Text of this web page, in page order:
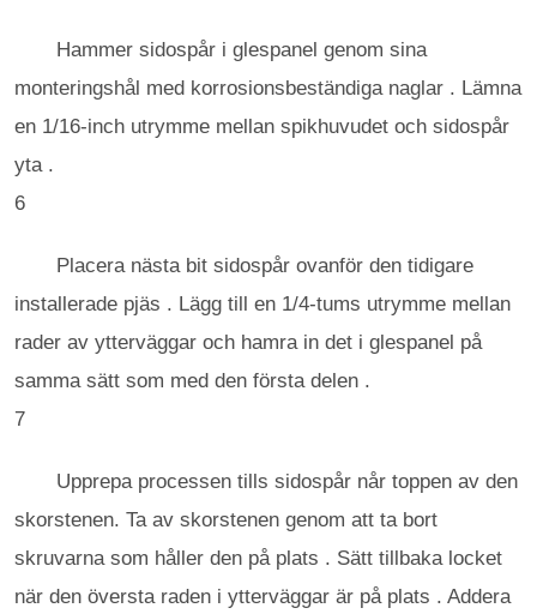
Hammer sidospår i glespanel genom sina
monteringshål med korrosionsbeständiga naglar . Lämna
en 1/16-inch utrymme mellan spikhuvudet och sidospår
yta .
6
Placera nästa bit sidospår ovanför den tidigare
installerade pjäs . Lägg till en 1/4-tums utrymme mellan
rader av ytterväggar och hamra in det i glespanel på
samma sätt som med den första delen .
7
Upprepa processen tills sidospår når toppen av den
skorstenen. Ta av skorstenen genom att ta bort
skruvarna som håller den på plats . Sätt tillbaka locket
när den översta raden i ytterväggar är på plats . Addera